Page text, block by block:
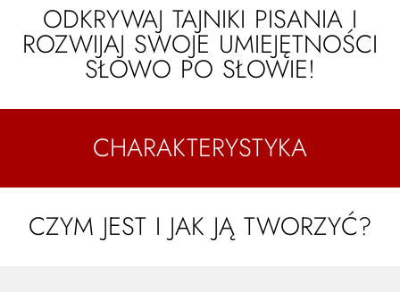
ODKRYWAJ TAJNIKI PISANIA I
ROZWIJAJ SWOJE UMIEJĘTNOŚCI
SŁOWO PO SŁOWIE!
CHARAKTERYSTYKA
CZYM JEST I JAK JĄ TWORZYĆ?